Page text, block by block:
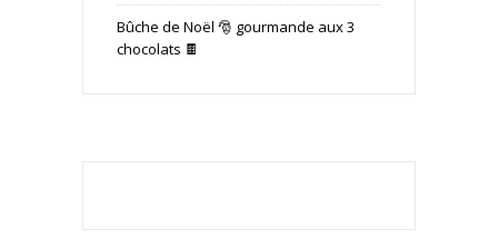
Bûche de Noël 🎅 gourmande aux 3
chocolats 🍫